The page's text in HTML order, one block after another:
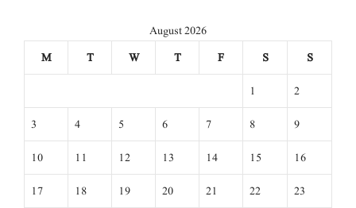
August 2026
M
T W T F S
S
1
2
3
4 5 6 7 8
9
10
11 12 13 14 15
16
17
18 19 20 21 22
23